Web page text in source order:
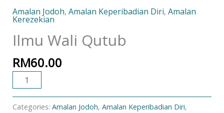
Amalan Jodoh, Amalan Keperibadian Diri, Amalan
Kerezekian
Ilmu Wali Qutub
RM60.00
Categories: Amalan Jodoh, Amalan Keperibadian Diri,